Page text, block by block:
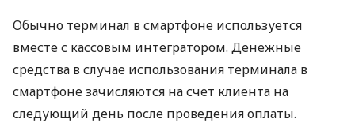
Обычно терминал в смартфоне используется
вместе с кассовым интегратором. Денежные
средства в случае использования терминала в
смартфоне зачисляются на счет клиента на
следующий день после проведения оплаты.